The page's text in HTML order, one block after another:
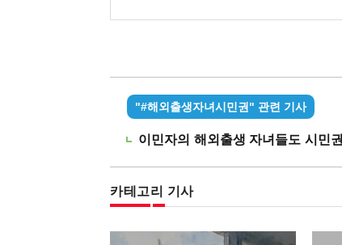
"#해외출생자녀시민권" 관련 기사
이민자의 해외출생 자녀들도 시민권
카테고리 기사